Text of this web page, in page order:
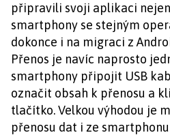
připravili svoji aplikaci
smartphony se stejným
dokonce i na migraci z
Přenos je navíc naprosto
smartphony připojit USB
označit obsah k přenosu a
tlačítko. Velkou výhodou je
přenosu dat i ze